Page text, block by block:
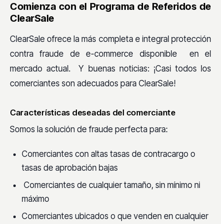
Comienza con el Programa de Referidos de
ClearSale
ClearSale ofrece la más completa e integral protección
contra fraude de e-commerce disponible en el
mercado actual. Y buenas noticias: ¡Casi todos los
comerciantes son adecuados para ClearSale!
Características deseadas del comerciante
Somos la solución de fraude perfecta para:
Comerciantes con altas tasas de contracargo o
tasas de aprobación bajas
Comerciantes de cualquier tamaño, sin mínimo ni
máximo
Comerciantes ubicados o que venden en cualquier